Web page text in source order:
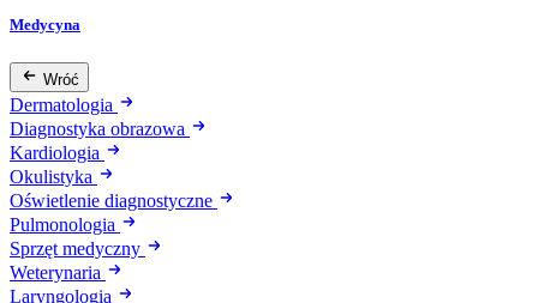
Medycyna
Wróć
Dermatologia
Diagnostyka obrazowa
Kardiologia
Okulistyka
Oświetlenie diagnostyczne
Pulmonologia
Sprzęt medyczny
Weterynaria
Laryngologia